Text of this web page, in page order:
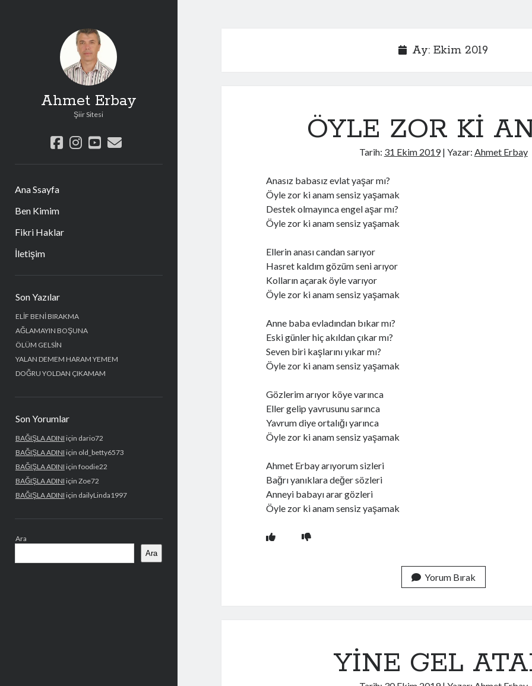
Ahmet Erbay
Şiir Sitesi
facebook
instagram
youtube
e-
Ana Ssayfa
Ben Kimim
Fikri Haklar
İletişim
Menü
Son Yazılar
ELİF BENİ BIRAKMA
AĞLAMAYIN BOŞUNA
ÖLÜM GELSİN
YALAN DEMEM HARAM YEMEM
DOĞRU YOLDAN ÇIKAMAM
Son Yorumlar
BAĞIŞLA ADINI için dario72
BAĞIŞLA ADINI için old_betty6573
BAĞIŞLA ADINI için foodie22
BAĞIŞLA ADINI için Zoe72
BAĞIŞLA ADINI için dailyLinda1997
Ara
Ara
Ay:Ekim 2019
ÖYLE ZOR Kİ
Tarih: 31 Ekim 2019| Yazar: Ahmet Erbay
Anasız babasız evlat yaşar mı?
Öyle zor ki anam sensiz yaşamak
Destek olmayınca engel aşar mı?
Öyle zor ki anam sensiz yaşamak
Ellerin anası candan sarıyor
Hasret kaldım gözüm seni arıyor
Kolların açarak öyle varıyor
Öyle zor ki anam sensiz yaşamak
Anne baba evladından bıkar mı?
Eski günler hiç akıldan çıkar mı?
Seven biri kaşlarını yıkar mı?
Öyle zor ki anam sensiz yaşamak
Gözlerim arıyor köye varınca
Eller gelip yavrusunu sarınca
Yavrum diye ortalığı yarınca
Öyle zor ki anam sensiz yaşamak
Ahmet Erbay arıyorum sizleri
Bağrı yanıklara değer sözleri
Anneyi babayı arar gözleri
Öyle zor ki anam sensiz yaşamak
Yorum Bırak
YİNE GEL